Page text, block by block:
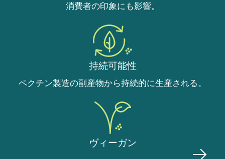
消費者の印象にも影響。
持続可能性
ペクチン製造の副産物から持続的に生産される。
ヴィーガン